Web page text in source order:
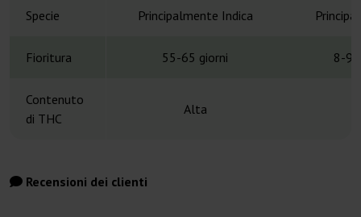
Specie Principalmente Indica
Fioritura 55-65 giorni 8-9
Contenuto
di THC
Alta
Recensioni dei clienti